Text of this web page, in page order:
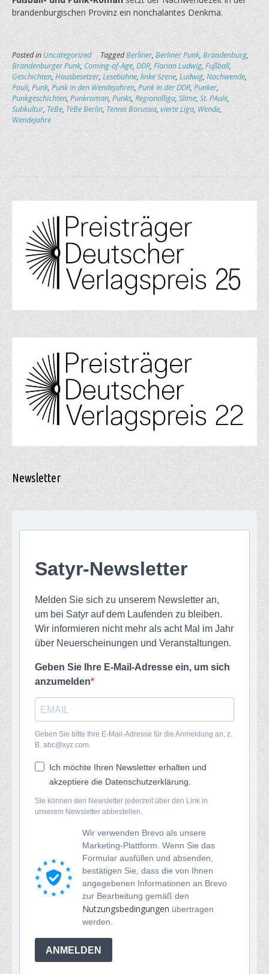
brandenburgischen Provinz ein nonchalantes Denkma.
Posted inUncategorized TaggedBerliner,Berliner Punk,Brandenburg,
Brandenburger Punk,Coming-of-Age,DDR,Florian Ludwig,Fußball,
Geschichten,Hausbesetzer,Lesebühne,linke Szene,Ludwig,Nachwende,
Pauli,Punk,Punk in den Wendejahren,Punk in der DDR,Punker,
Punkgeschichten,Punkroman,Punks,Regionalliga,Slime,St. PAule,
Subkultur,TeBe,TeBe Berlin,Tennis Borussia,vierte Liga,Wende,
Wendejahre
Newsletter
Satyr-Newsletter
Melden Sie sich zu unserem Newsletter an,
um bei Satyr auf dem Laufenden zu bleiben.
Wir informieren nicht mehr als acht Mal im Jahr
über Neuerscheinungen und Veranstaltungen.
Geben Sie Ihre E-Mail-Adresse ein, um sich
anzumelden
Geben Sie bitte Ihre E-Mail-Adresse für die Anmeldung an, z.
B. abc@xyz.com.
Ich möchte Ihren Newsletter erhalten und
akzeptiere die Datenschutzerklärung.
Sie können den Newsletter jederzeit über den Link in
unserem Newsletter abbestellen.
Wir verwenden Brevo als unsere
Marketing-Plattform. Wenn Sie das
Formular ausfüllen und absenden,
bestätigen Sie, dass die von Ihnen
angegebenen Informationen an Brevo
zur Bearbeitung gemäß den
Nutzungsbedingungen übertragen
werden.
ANMELDEN